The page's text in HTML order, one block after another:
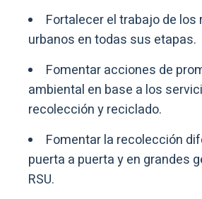
Fortalecer el trabajo de los
urbanos en todas sus etapas.
Fomentar acciones de
ambiental en base a los
recolección y reciclado.
Fomentar la recolección
puerta a puerta y en grandes
RSU.